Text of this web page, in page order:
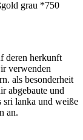
grau *750
deren herkunft
verwenden
als besonderheit
abgebaute und
sri lanka und weiße
an.